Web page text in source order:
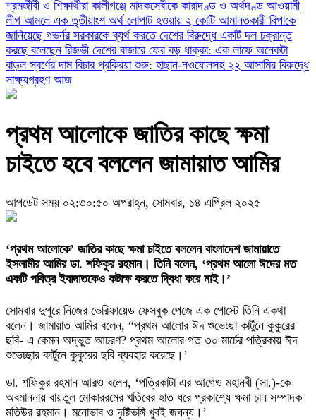
শ্রমজীবী ও শিক্ষার্থীরা কালীগঞ্জে মাদকসেবীকে কারাদণ্ড ও অর্থদণ্ড আওয়ামী
লীগ আমলে এক তৃতীয়াংশ অর্থ লোপাট হওয়ায় ২ কোটি আমানতকারী বিপাকে
জানিয়েছে গভর্নর সরকারকে ব্যর্থ করতে দেশের বিরুদ্ধে একটি দল চক্রান্ত
করছে বলেছেন রিজভী দেশের বাজারে ফের বড় ধাক্কা: এক লাফে অনেকটা
বাড়ল স্বর্ণের দাম বিচার প্রক্রিয়া শুরু: হাছান-নওফেলসহ ২২ আসামির বিরুদ্ধে
সাক্ষ্যগ্রহণ আজ
প্রথম আলোকে জাতির কাছে ক্ষমা
চাইতে হবে বললেন জামায়াত আমির
আপডেট সময় ০২:৩০:৫০ অপরাহ্ন, সোমবার, ১৪ এপ্রিল ২০২৫
‘প্রথম আলোকে’ জাতির কাছে ক্ষমা চাইতে বললেন বাংলাদেশ জামায়াতে
ইসলামীর আমির ডা. শফিকুর রহমান। তিনি বলেন, ‘প্রথম আলো ঈদের মত
একটি পবিত্র ইবাদাতকেও কটাক্ষ করতে দ্বিধা করে নাই।’
সোমবার দুপুরে নিজের ভেরিফায়েড ফেসবুক পেজে এক পোস্টে তিনি একথা
বলেন। জামায়াত আমির বলেন, “প্রথম আলোর ঈদ শুভেচ্ছা কার্টুনে কুকুরের
ছবি- এ কেমন অদ্ভুত আচরণ? প্রথম আলোর গত ৩০ মার্চের পত্রিকায় ঈদ
শুভেচ্ছার কার্টুনে কুকুরের ছবি ব্যবহার করেছে।’
ডা. শফিকুর রহমান আরও বলেন, ‘পত্রিকাটা এর আগেও মহানবী (সা.)-কে
অবমাননায় বায়তুল মোকাররমের খতিবের হাত ধরে প্রকাশ্যে ক্ষমা চান সম্পাদক
মতিউর রহমান। মনোভাব ও দৃষ্টিভঙ্গি খুবই জঘন্য।’